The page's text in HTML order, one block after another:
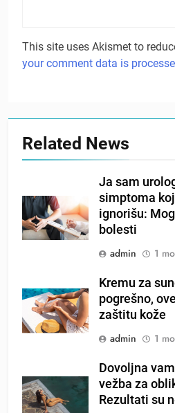
This site uses Akismet to
your comment data is
Related News
Ja sam
simptoma
ignorišu:
bolesti
admin
1
Kremu za
pogrešno,
zaštitu kože
admin
1
Dovoljna
vežba za
Rezultati su